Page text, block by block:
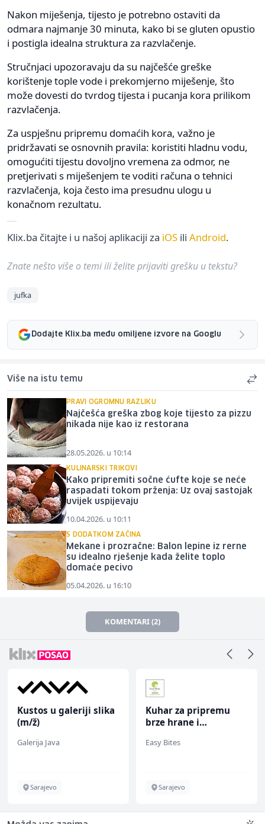
Nakon miješenja, tijesto je potrebno ostaviti da
odmara najmanje 30 minuta, kako bi se gluten opustio
i postigla idealna struktura za razvlačenje.
Stručnjaci upozoravaju da su najčešće greške
korištenje tople vode i prekomjerno miješenje, što
može dovesti do tvrdog tijesta i pucanja kora prilikom
razvlačenja.
Za uspješnu pripremu domaćih kora, važno je
pridržavati se osnovnih pravila: koristiti hladnu vodu,
omogućiti tijestu dovoljno vremena za odmor, ne
pretjerivati s miješenjem te voditi računa o tehnici
razvlačenja, koja često ima presudnu ulogu u
konačnom rezultatu.
Klix.ba čitajte i u našoj aplikaciji za iOS ili Android.
Znate nešto više o temi ili želite prijaviti grešku u tekstu?
jufka
Dodajte Klix.ba među omiljene izvore na Googlu
Više na istu temu
PRAVI OGROMNU RAZLIKU
Najčešća greška zbog koje tijesto za pizzu
nikada nije kao iz restorana
28.05.2026. u 10:14
KULINARSKI TRIKOVI
Kako pripremiti sočne ćufte koje se neće
raspadati tokom prženja: Uz ovaj sastojak
uvijek uspijevaju
10.04.2026. u 10:11
S DODATKOM ZAČINA
Mekane i prozračne: Balon lepine iz rerne
su idealno rješenje kada želite toplo
domaće pecivo
05.04.2026. u 16:10
KOMENTARI (2)
Kustos u galeriji slika
(m/ž)
Galerija Java
Sarajevo
Kuhar za pripremu
brze hrane i
ž)
Easy Bites
Sarajevo